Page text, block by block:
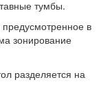
тумбы.
в
зонирование
разделяется на